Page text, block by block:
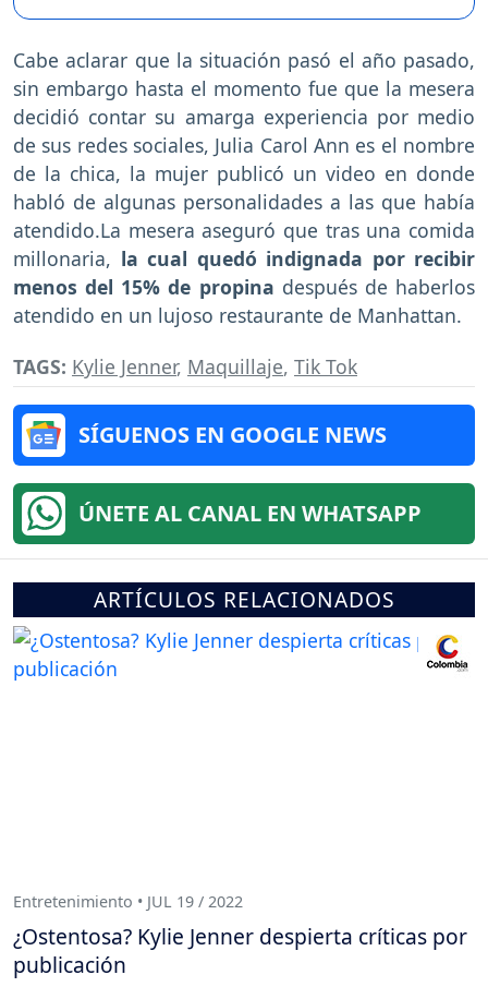
Cabe aclarar que la situación pasó el año pasado,
sin embargo hasta el momento fue que la mesera
decidió contar su amarga experiencia por medio
de sus redes sociales, Julia Carol Ann es el nombre
de la chica, la mujer publicó un video en donde
habló de algunas personalidades a las que había
atendido.La mesera aseguró que tras una comida
millonaria, la cual quedó indignada por recibir
menos del 15% de propina después de haberlos
atendido en un lujoso restaurante de Manhattan.
TAGS: Kylie Jenner, Maquillaje, Tik Tok
SÍGUENOS EN GOOGLE NEWS
ÚNETE AL CANAL EN WHATSAPP
ARTÍCULOS RELACIONADOS
Entretenimiento • JUL 19 / 2022
¿Ostentosa? Kylie Jenner despierta críticas por
publicación